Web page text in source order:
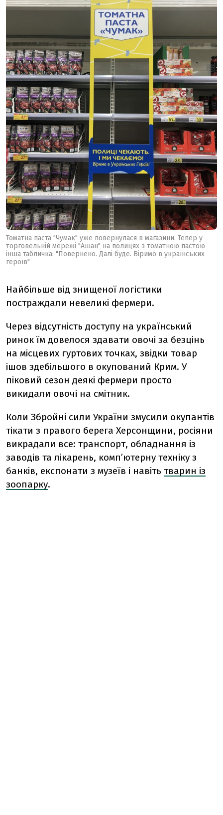
Томатна паста "Чумак" уже повернулася в магазини. Тепер у
торговельній мережі "Ашан" на полицях з томатною пастою
інша табличка: "Повернено. Далі буде. Віримо в українських
героїв"
Найбільше від знищеної логістики
постраждали невеликі фермери.
Через відсутність доступу на український
ринок їм довелося здавати овочі за безцінь
на місцевих гуртових точках, звідки товар
ішов здебільшого в окупований Крим. У
піковий сезон деякі фермери просто
викидали овочі на смітник.
Коли Збройні сили України змусили окупантів
тікати з правого берега Херсонщини, росіяни
викрадали все: транспорт, обладнання із
заводів та лікарень, комп’ютерну техніку з
банків, експонати з музеїв і навіть тварин із
зоопарку.